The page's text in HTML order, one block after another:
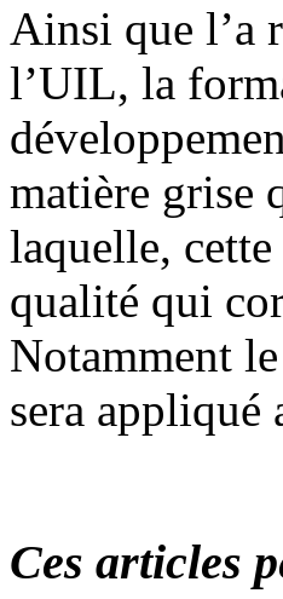
Ainsi que l’a
l’UIL, la
matière grise
laquelle,
qualité qui
Notamment
sera appliqué
Ces articles